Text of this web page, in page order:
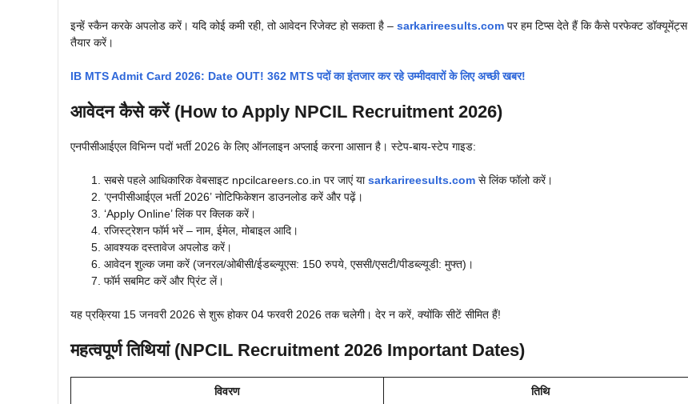
इन्हें स्कैन करके अपलोड करें। यदि कोई कमी रही, तो आवेदन रिजेक्ट हो सकता है – sarkarireesults.com पर हम टिप्स देते हैं कि कैसे परफेक्ट डॉक्यूमेंट्स
तैयार करें।
IB MTS Admit Card 2026: Date OUT! 362 MTS पदों का इंतजार कर रहे उम्मीदवारों के लिए अच्छी खबर!
आवेदन कैसे करें (How to Apply NPCIL Recruitment 2026)
एनपीसीआईएल विभिन्न पदों भर्ती 2026 के लिए ऑनलाइन अप्लाई करना आसान है। स्टेप-बाय-स्टेप गाइड:
सबसे पहले आधिकारिक वेबसाइट npcilcareers.co.in पर जाएं याsarkarireesults.com से लिंक फॉलो करें।
‘एनपीसीआईएल भर्ती 2026’ नोटिफिकेशन डाउनलोड करें और पढ़ें।
‘Apply Online’ लिंक पर क्लिक करें।
रजिस्ट्रेशन फॉर्म भरें – नाम, ईमेल, मोबाइल आदि।
आवश्यक दस्तावेज अपलोड करें।
आवेदन शुल्क जमा करें (जनरल/ओबीसी/ईडब्ल्यूएस: 150 रुपये, एससी/एसटी/पीडब्ल्यूडी: मुफ्त)।
फॉर्म सबमिट करें और प्रिंट लें।
यह प्रक्रिया 15 जनवरी 2026 से शुरू होकर 04 फरवरी 2026 तक चलेगी। देर न करें, क्योंकि सीटें सीमित हैं!
महत्वपूर्ण तिथियां (NPCIL Recruitment 2026 Important Dates)
विवरण तिथि